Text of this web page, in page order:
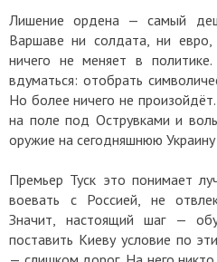
Лишение ордена — самый
Варшаве ни солдата, ни
ничего не меняет в
вдуматься: отобрать
Но более ничего не
на поле под Острувками и
оружие на сегодняшнюю
Премьер Туск это понимает
воевать с Россией, не
Значит, настоящий шаг —
поставить Киеву условие по